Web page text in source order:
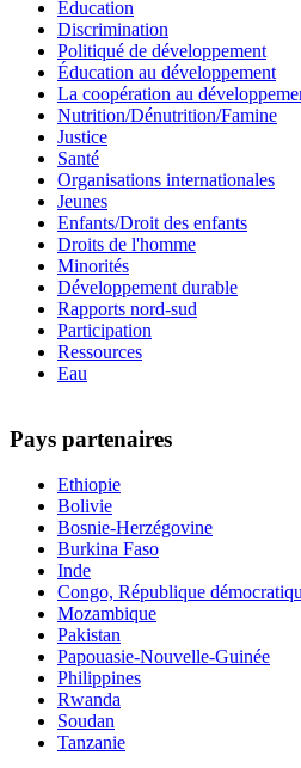
Education
Discrimination
Politiqué de développement
Éducation au développement
La coopération au
Nutrition/Dénutrition/Famine
Justice
Santé
Organisations internationales
Jeunes
Enfants/Droit des enfants
Droits de l'homme
Minorités
Développement durable
Rapports nord-sud
Participation
Ressources
Eau
Pays partenaires
Ethiopie
Bolivie
Bosnie-Herzégovine
Burkina Faso
Inde
Congo, République
Mozambique
Pakistan
Papouasie-Nouvelle-Guinée
Philippines
Rwanda
Soudan
Tanzanie